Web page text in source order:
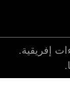
إفريقية.
.